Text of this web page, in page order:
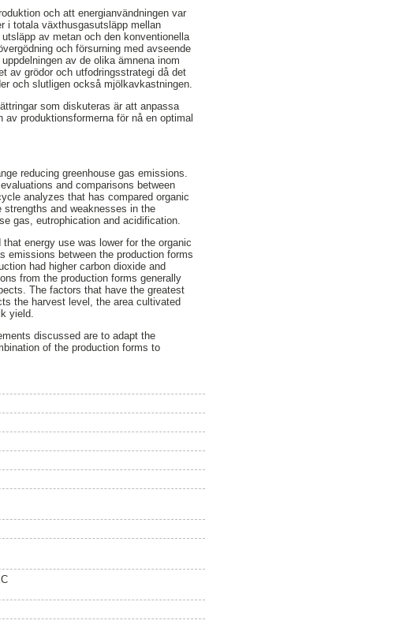
och att energianvändningen var
i totala växthusgasutsläpp mellan
av metan och den konventionella
och försurning med avseende
av de olika ämnena inom
av grödor och utfodringsstrategi då det
och slutligen också mjölkavkastningen.
som diskuteras är att anpassa
produktionsformerna för nå en optimal
reducing greenhouse gas emissions.
and comparisons between
analyzes that has compared organic
and weaknesses in the
gas, eutrophication and acidification.
energy use was lower for the organic
emissions between the production forms
had higher carbon dioxide and
from the production forms generally
The factors that have the greatest
the harvest level, the area cultivated
yield.
discussed are to adapt the
of the production forms to